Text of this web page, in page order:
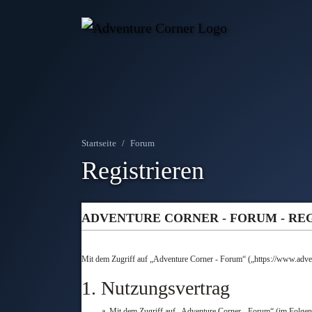
Startseite Forum
Registrieren
ADVENTURE CORNER - FORUM -
Mit dem Zugriff auf „Adventure Corner - Forum“ („https://
1. Nutzungsvertrag